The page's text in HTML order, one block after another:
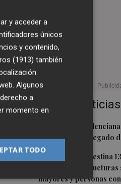
Últimas Noticias
La Biblioteca
aniversario del legado
2 La Generalitat destina
nuevas
mayores y personas
y acceder a
únicos
y contenido,
(1913) también
Algunos
a
momento en
TODO